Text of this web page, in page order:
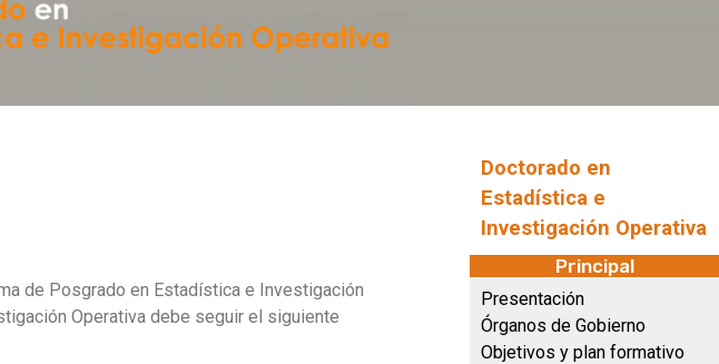
de Posgrado en Estadística e Investigación
Operativa debe seguir el siguiente
Doctorado en
Estadística e
Investigación Operativa
Principal
Presentación
Órganos de Gobierno
Objetivos y plan formativo